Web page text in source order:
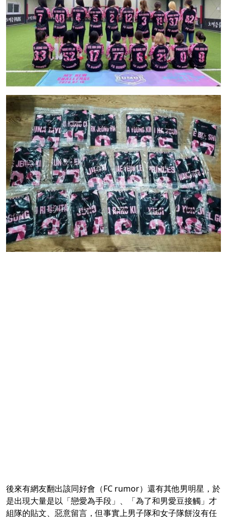
後來有網友翻出該同好會（FC rumor）還有其他男明星，於
是出現大量是以「戀愛為手段」、「為了和男愛豆接觸」才
組隊的貼文、惡意留言，但事實上男子隊和女子隊餅沒有任